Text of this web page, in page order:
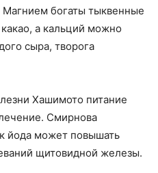
богаты тыквенные
а кальций можно
сыра, творога
Хашимото питание
Смирнова
йода может повышать
щитовидной железы.